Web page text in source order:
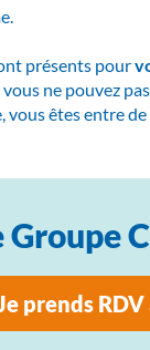
présents pour
vous ne pouvez
êtes entre
Groupe
prends